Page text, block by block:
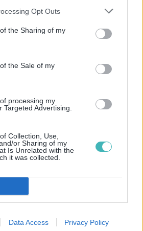
Opt Outs
the Sharing of my
the Sale of my
processing my
Targeted Advertising.
Collection, Use,
or Sharing of my
Is Unrelated with the
it was collected.
Data Access Privacy Policy
votre ciblage en visant
communication en
les restaurants
à votre offre. Notre
vous permet de
vos campagnes plus
dans le domaine de la